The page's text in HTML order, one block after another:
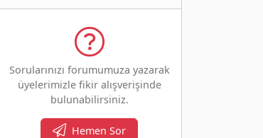
Sorularınızı forumumuza yazarak
üyelerimizle fikir alışverişinde
bulunabilirsiniz.
Hemen Sor